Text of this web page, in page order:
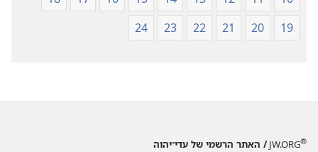
19
20
21
22
23
24
JW.ORG® / האתר הרשמי של עדי־יהוה